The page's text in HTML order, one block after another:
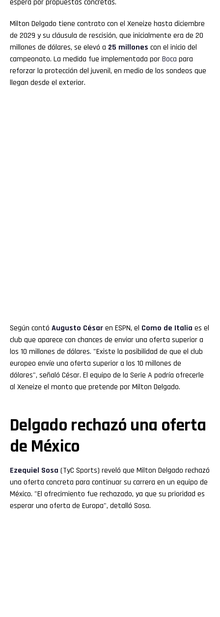
espera por propuestas concretas.
Milton Delgado tiene contrato con el Xeneize hasta diciembre
de 2029 y su cláusula de rescisión, que inicialmente era de 20
millones de dólares, se elevó a 25 millones con el inicio del
campeonato. La medida fue implementada porBoca para
reforzar la protección del juvenil, en medio de los sondeos que
llegan desde el exterior.
Según contó Augusto Césaren ESPN, el Como de Italia es el
club que aparece con chances de enviar una oferta superior a
los 10 millones de dólares. "Existe la posibilidad de que el club
europeo envíe una oferta superior a los 10 millones de
dólares", señaló César. El equipo de la Serie A podría ofrecerle
al Xeneize el monto que pretende por Milton Delgado.
Delgado rechazó una oferta
de México
Ezequiel Sosa (TyC Sports) reveló que Milton Delgado rechazó
una oferta concreta para continuar su carrera en un equipo de
México. "El ofrecimiento fue rechazado, ya que su prioridad es
esperar una oferta de Europa", detalló Sosa.